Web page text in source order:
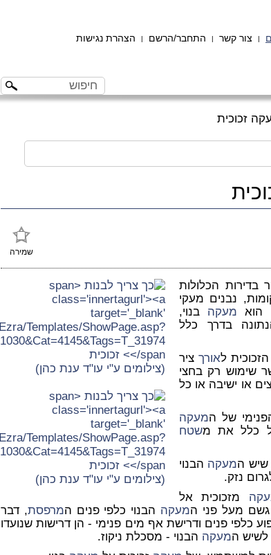
| צור קשר | התחבר/הרשם | הצהרת נגישות
זכוכית
שמירה
(צילומים ע"י עו"ד ענת כהן)
(צילומים ע"י עו"ד ענת כהן)
בדירות הכלולות
נבנים מעקי
הוא מעקה בנוי,
בדרך כלל
הזכוכית לאורך ציר
שימוש רק בחצי
או ישיבה או כל
של המעקה
כלל את משטח
שיש המעקה הבנוי
נזק.
מזכוכית אל
גשם מעל פני המעקה הבנוי כלפי פנים המרפסת, דבר
שכן דרישת שיפוע כלפי פנים ודרישת אף מים פנימי - הן דרישות שנועדו
לשיש המעקה הבנוי - מסכלת ניקוז.